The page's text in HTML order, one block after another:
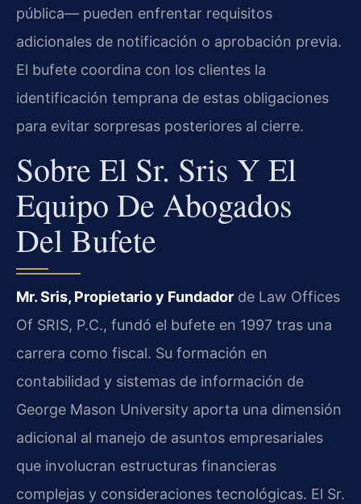
pública— pueden enfrentar requisitos
adicionales de notificación o aprobación previa.
El bufete coordina con los clientes la
identificación temprana de estas obligaciones
para evitar sorpresas posteriores al cierre.
Sobre El Sr. Sris Y El
Equipo De Abogados
Del Bufete
Mr. Sris, Propietario y Fundador de Law Offices
Of SRIS, P.C., fundó el bufete en 1997 tras una
carrera como fiscal. Su formación en
contabilidad y sistemas de información de
George Mason University aporta una dimensión
adicional al manejo de asuntos empresariales
que involucran estructuras financieras
complejas y consideraciones tecnológicas. El Sr.